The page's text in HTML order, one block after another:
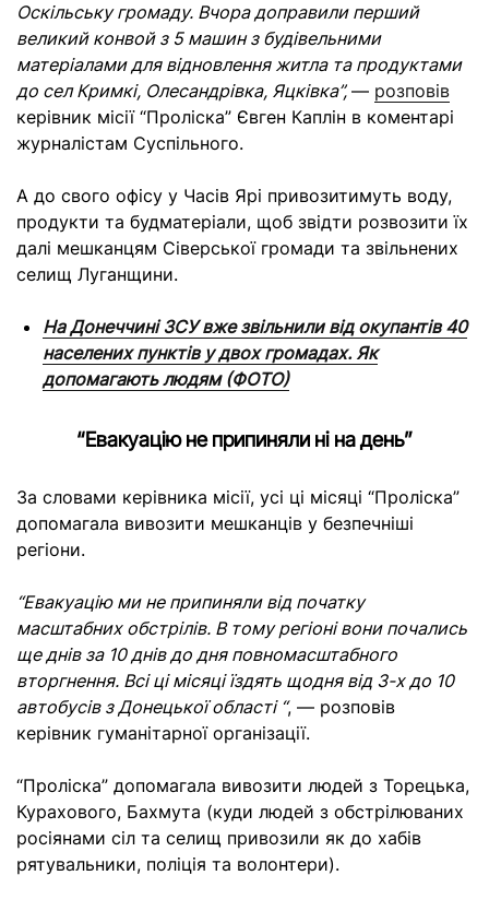
Оскільську громаду. Вчора доправили перший
великий конвой з 5 машин з будівельними
матеріалами для відновлення житла та продуктами
до сел Кримкі, Олесандрівка, Яцківка”, — розповів
керівник місії “Проліска” Євген Каплін в коментарі
журналістам Суспільного.
А до свого офісу у Часів Ярі привозитимуть воду,
продукти та будматеріали, щоб звідти розвозити їх
далі мешканцям Сіверської громади та звільнених
селищ Луганщини.
На Донеччині ЗСУ вже звільнили від окупантів 40
населених пунктів у двох громадах. Як
допомагають людям (ФОТО)
“Евакуацію не припиняли ні на день”
За словами керівника місії, усі ці місяці “Проліска”
допомагала вивозити мешканців у безпечніші
регіони.
“Евакуацію ми не припиняли від початку
масштабних обстрілів. В тому регіоні вони почались
ще днів за 10 днів до дня повномасштабного
вторгнення. Всі ці місяці їздять щодня від 3-х до 10
автобусів з Донецької області “, — розповів
керівник гуманітарної організації.
“Проліска” допомагала вивозити людей з Торецька,
Курахового, Бахмута (куди людей з обстрілюваних
росіянами сіл та селищ привозили як до хабів
рятувальники, поліція та волонтери).